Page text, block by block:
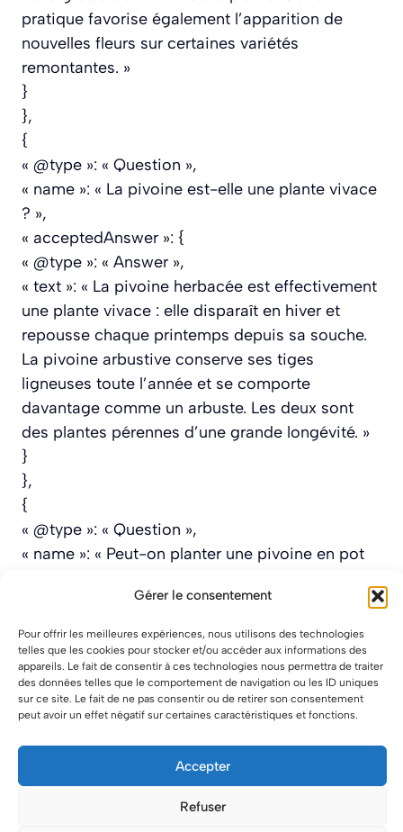
Gérer le consentement
Pour offrir les meilleures expériences, nous utilisons des technologies
telles que les cookies pour stocker et/ou accéder aux informations des
appareils. Le fait de consentir à ces technologies nous permettra de traiter
des données telles que le comportement de navigation ou les ID uniques
sur ce site. Le fait de ne pas consentir ou de retirer son consentement
peut avoir un effet négatif sur certaines caractéristiques et fonctions.
Accepter
Refuser
pratique favorise également l’apparition de
nouvelles fleurs sur certaines variétés
remontantes. »
}
},
{
« @type »: « Question »,
« name »: « La pivoine est-elle une plante vivace
? »,
« acceptedAnswer »: {
« @type »: « Answer »,
« text »: « La pivoine herbacée est effectivement
une plante vivace : elle disparaît en hiver et
repousse chaque printemps depuis sa souche.
La pivoine arbustive conserve ses tiges
ligneuses toute l’année et se comporte
davantage comme un arbuste. Les deux sont
des plantes pérennes d’une grande longévité. »
}
},
{
« @type »: « Question »,
« name »: « Peut-on planter une pivoine en pot
« acceptedAnswer »: {
« @type »: « Answer »,
« text »: « Il est possible de cultiver une pivoine
en pot, mais cela nécessite un contenant
suffisamment grand (minimum 40 à 50 cm de
diamètre et de profondeur) avec un bon
drainage. En pot, la plante sera plus sensible
aux variations d’arrosage et nécessitera des
apports en engrais plus réguliers qu’en pleine